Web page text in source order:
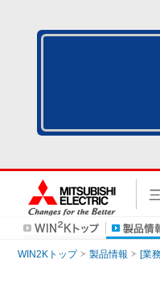
WIN2Kトップ 製品情報 [業